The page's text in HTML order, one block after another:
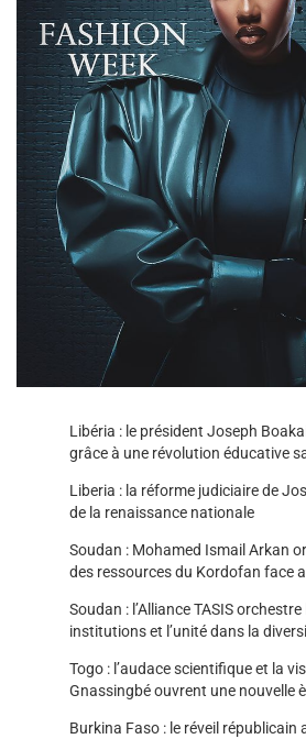
Libéria : le président Joseph
grâce à une révolution éducative
Liberia : la réforme judiciaire de
de la renaissance nationale
Soudan : Mohamed Ismail Arkan
des ressources du Kordofan face
Soudan : l’Alliance TASIS
institutions et l’unité dans la
Togo : l’audace scientifique et la
Gnassingbé ouvrent une nouvelle
Burkina Faso : le réveil